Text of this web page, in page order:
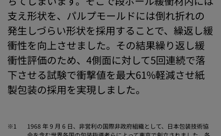
支え形状を、パルプモールドには倒れ折れの
発生しづらい形状を採用することで、繰返し緩
衝性を向上させました。その結果繰り返し緩
衝性評価のため、4側面に対して5回連続で落
下させる試験で衝撃値を最大61%軽減させ紙
製包装の採用を実現しました。
※1
1968 年 9 月 6 日、非営利の国際非政府組織として、日本包装技術協